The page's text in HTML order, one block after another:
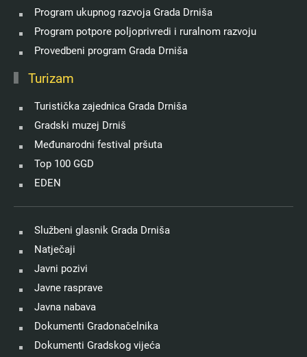
Program ukupnog razvoja Grada Drniša
Program potpore poljoprivredi i ruralnom razvoju
Provedbeni program Grada Drniša
Turizam
Turistička zajednica Grada Drniša
Gradski muzej Drniš
Međunarodni festival pršuta
Top 100 GGD
EDEN
Službeni glasnik Grada Drniša
Natječaji
Javni pozivi
Javne rasprave
Javna nabava
Dokumenti Gradonačelnika
Dokumenti Gradskog vijeća